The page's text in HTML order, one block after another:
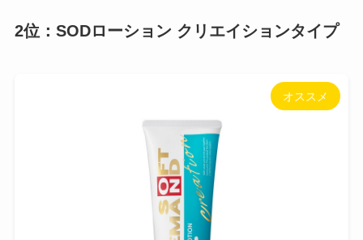
2位：SODローション クリエイションタイプ
オススメ